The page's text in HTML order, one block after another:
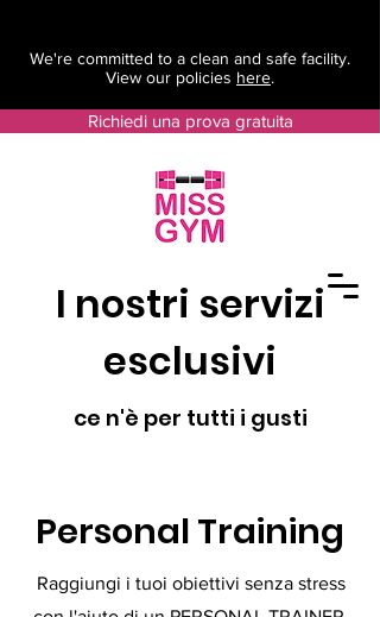
Richiedi una prova gratuita
We're committed to a clean and safe facility.
View our policies here.
I nostri servizi
esclusivi
ce n'è per tutti i gusti
Personal Training
Raggiungi i tuoi obiettivi senza stress